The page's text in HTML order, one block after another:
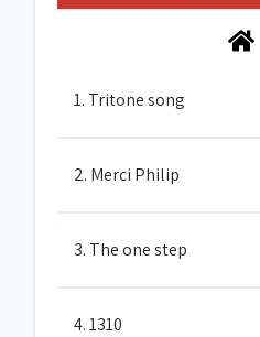
1. Tritone song
2. Merci Philip
3. The one step
4. 1310